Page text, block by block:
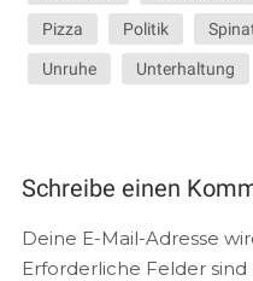
Pizza Politik
Unruhe Unterhaltung
Schreibe einen
Deine E-Mail-Adresse
Erforderliche Felder sind